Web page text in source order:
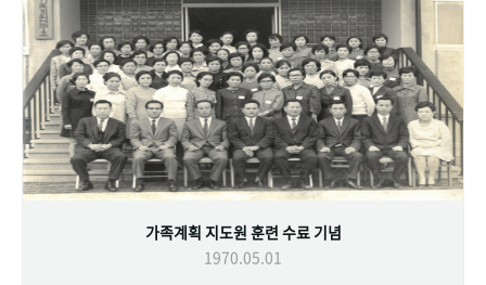
가족계획 지도원 훈련 수료 기념
1970.05.01